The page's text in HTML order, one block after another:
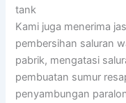
tank
Kami juga menerima
pembersihan saluran
pabrik, mengatasi
pembuatan sumur
penyambungan